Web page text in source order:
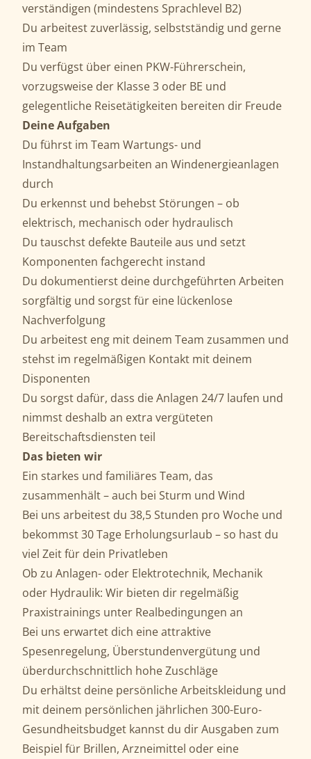
verständigen (mindestens Sprachlevel B2)
Du arbeitest zuverlässig, selbstständig und gerne
im Team
Du verfügst über einen PKW-Führerschein,
vorzugsweise der Klasse 3 oder BE und
gelegentliche Reisetätigkeiten bereiten dir Freude
Deine Aufgaben
Du führst im Team Wartungs- und
Instandhaltungsarbeiten an Windenergieanlagen
durch
Du erkennst und behebst Störungen – ob
elektrisch, mechanisch oder hydraulisch
Du tauschst defekte Bauteile aus und setzt
Komponenten fachgerecht instand
Du dokumentierst deine durchgeführten Arbeiten
sorgfältig und sorgst für eine lückenlose
Nachverfolgung
Du arbeitest eng mit deinem Team zusammen und
stehst im regelmäßigen Kontakt mit deinem
Disponenten
Du sorgst dafür, dass die Anlagen 24/7 laufen und
nimmst deshalb an extra vergüteten
Bereitschaftsdiensten teil
Das bieten wir
Ein starkes und familiäres Team, das
zusammenhält – auch bei Sturm und Wind
Bei uns arbeitest du 38,5 Stunden pro Woche und
bekommst 30 Tage Erholungsurlaub – so hast du
viel Zeit für dein Privatleben
Ob zu Anlagen- oder Elektrotechnik, Mechanik
oder Hydraulik: Wir bieten dir regelmäßig
Praxistrainings unter Realbedingungen an
Bei uns erwartet dich eine attraktive
Spesenregelung, Überstundenvergütung und
überdurchschnittlich hohe Zuschläge
Du erhältst deine persönliche Arbeitskleidung und
mit deinem persönlichen jährlichen 300-Euro-
Gesundheitsbudget kannst du dir Ausgaben zum
Beispiel für Brillen, Arzneimittel oder eine